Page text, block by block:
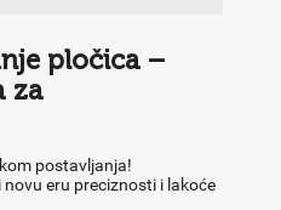
pločica –
za
postavljanja!
eru preciznosti i lakoće